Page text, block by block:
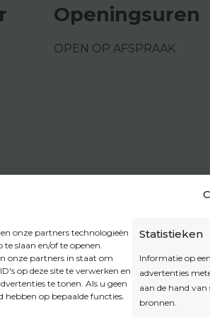
onze partners technologieën
slaan en/of te openen.
onze partners in staat om
op deze site te verwerken en
te tonen. Als u geen
op bepaalde functies.
Statistieken
Informatie op
advertenties
aan de hand
bronnen.
Openingsuren
OPEN OP AFSPRAAK